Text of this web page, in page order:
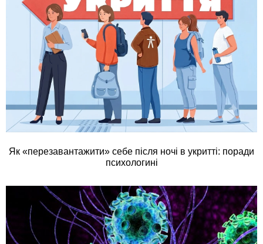
Як «перезавантажити» себе після ночі в укритті: поради
психологині